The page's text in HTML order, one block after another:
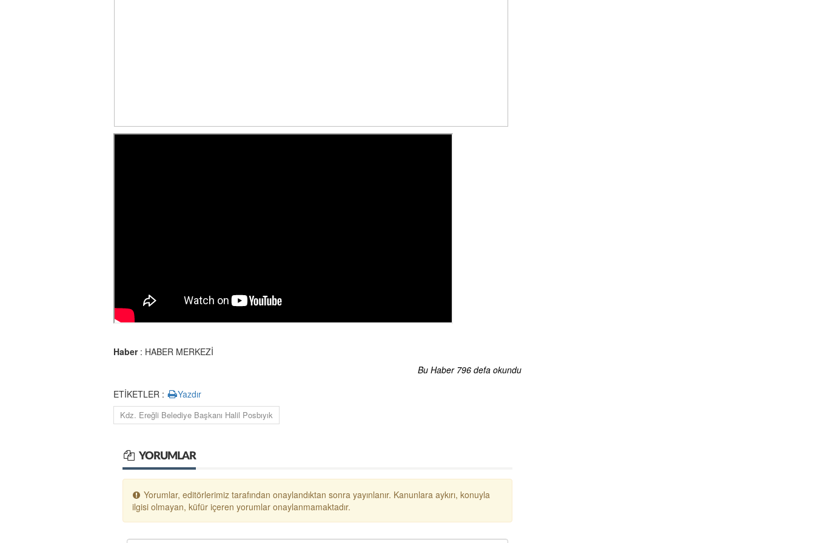
Haber: HABER MERKEZİ
Bu Haber 796 defa okundu
ETİKETLER :
Yazdır
Kdz. Ereğli Belediye Başkanı Halil Posbıyık
YORUMLAR
Yorumlar, editörlerimiz tarafından onaylandıktan sonra yayınlanır. Kanunlara aykırı, konuyla
ilgisi olmayan, küfür içeren yorumlar onaylanmamaktadır.